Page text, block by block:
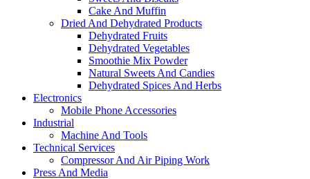
Cake And Muffin
Dried And Dehydrated Products
Dehydrated Fruits
Dehydrated Vegetables
Smoothie Mix Powder
Natural Sweets And Candies
Dehydrated Spices And Herbs
Electronics
Mobile Phone Accessories
Industrial
Machine And Tools
Technical Services
Compressor And Air Piping Work
Press And Media